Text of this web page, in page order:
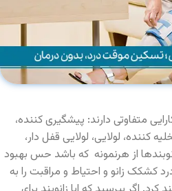
متفاوتی دارند: پیشگیری کننده،
کننده، لولایی، لولایی قفل دار،
از هرنمونه که باشد حس بهبود
کشکک زانو و احتیاط و مراقبت را به